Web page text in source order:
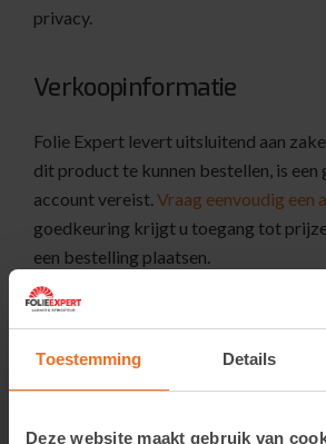
Toestemming Details
Deze website maakt gebruik van
privacy.
Verkoopinformatie
Folie Expert levert uitsluitend aan
dit product te kunnen bestellen, is een
account vereist. Vraag eenvoudig een
goedkeuring krijgt u toegang tot
een bestelling plaatsen.